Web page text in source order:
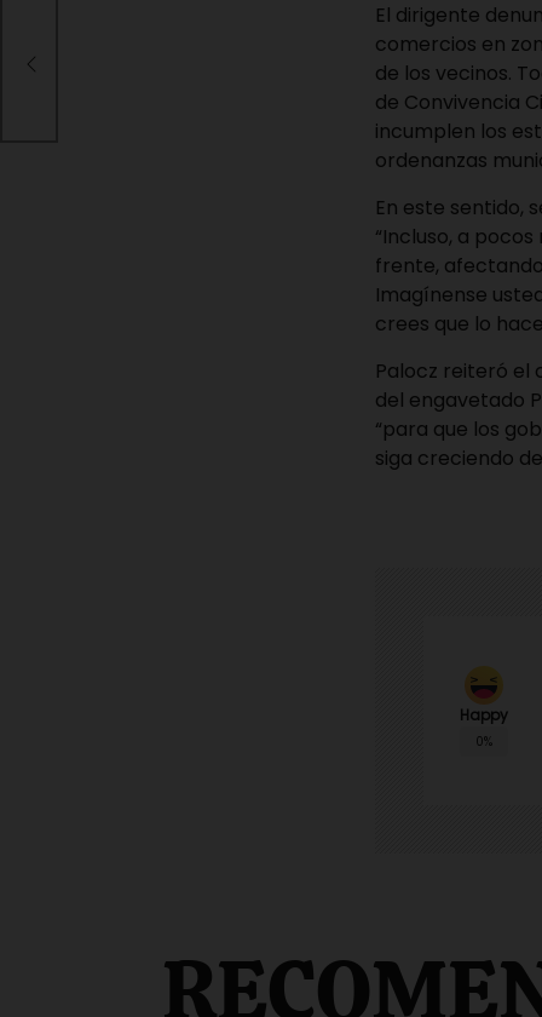
El dirigente
comercios en
de los vecinos.
de Convivencia
incumplen los
ordenanzas
En este sentido,
“Incluso, a
frente,
Imagínense
crees que lo
Palocz reiteró el
del engavetado
“para que los
siga creciendo
Happy
0%
el